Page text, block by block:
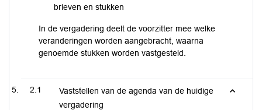
brieven en stukken
In de vergadering deelt de voorzitter mee welke
veranderingen worden aangebracht, waarna
genoemde stukken worden vastgesteld.
2.1
Vaststellen van de agenda van de huidige
vergadering